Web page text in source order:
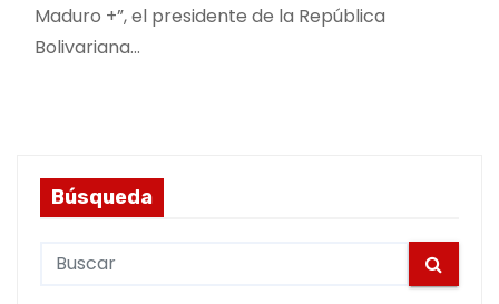
Maduro +”, el presidente de la República
Bolivariana…
Búsqueda